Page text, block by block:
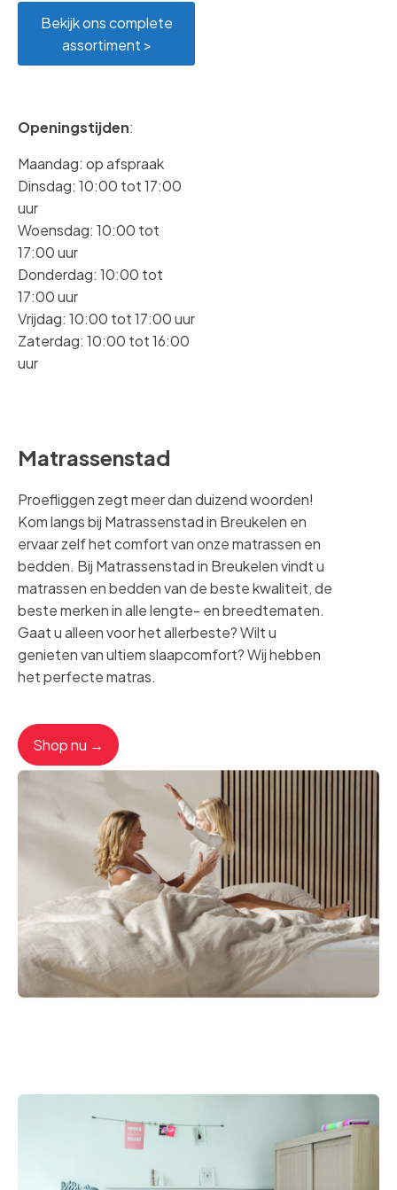
Bekijk ons complete
assortiment >
Openingstijden:
Maandag: op afspraak
Dinsdag: 10:00 tot 17:00
uur
Woensdag: 10:00 tot
17:00 uur
Donderdag: 10:00 tot
17:00 uur
Vrijdag: 10:00 tot 17:00 uur
Zaterdag: 10:00 tot 16:00
uur
Matrassenstad
Proefliggen zegt meer dan duizend woorden!
Kom langs bij Matrassenstad in Breukelen en
ervaar zelf het comfort van onze matrassen en
bedden. Bij Matrassenstad in Breukelen vindt u
matrassen en bedden van de beste kwaliteit, de
beste merken in alle lengte- en breedtematen.
Gaat u alleen voor het allerbeste? Wilt u
genieten van ultiem slaapcomfort? Wij hebben
het perfecte matras.
Shop nu →